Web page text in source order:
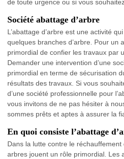
de toute urgence ou si vous
Société abattage d’arbre
L’abattage d’arbre est une activité
quelques branches d’arbre. Pour un
primordial de confier les travaux par
Demander une intervention d’une
primordial en terme de sécurisation
résultats des travaux. Si vous
d’une société professionnelle pour
vous invitons de ne pas hésiter à
sommes prêts et aptes à assurer la
En quoi consiste l’abattage
Dans la lutte contre le
arbres jouent un rôle primordial. Les